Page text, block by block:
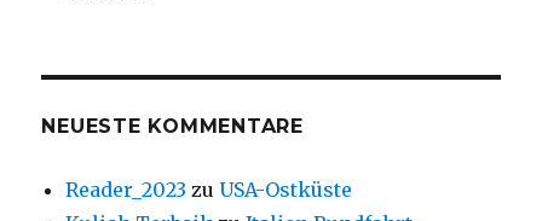
NEUESTE KOMMENTARE
Reader_2023 zuUSA-Ostküste